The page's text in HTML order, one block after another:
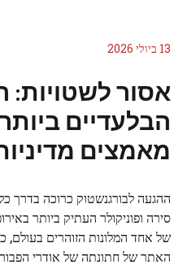
13 ביולי 2026
אסור לשטויות:
הבלעדיים
מאמצים
ההגעה לבורגנשטוק כרוכה בדרך
סירה ופוניקולר העתיק ביותר
של אחד המלונות הזוהרים בעולם,
האתר של חתונתה של אודרי